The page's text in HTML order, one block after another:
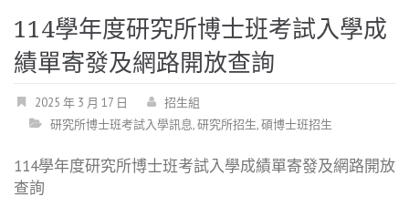
字:
114學年度研究所博士班考試入學成
績單寄發及網路開放查詢
2025 年 3 月 17 日
招生組
研究所博士班考試入學訊息,研究所招生,碩博士班招生
114學年度研究所博士班考試入學成績單寄發及網路開放
查詢